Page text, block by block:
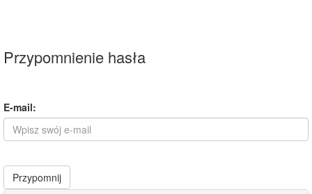
Przypomnienie hasła
E-mail:
Przypomnij